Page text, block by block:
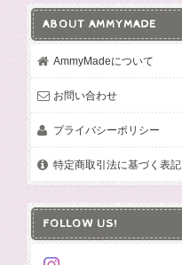
ABOUT AMMYMADE
AmmyMadeについて
お問い合わせ
プライバシーポリシー
特定商取引法に基づく表記
FOLLOW US!